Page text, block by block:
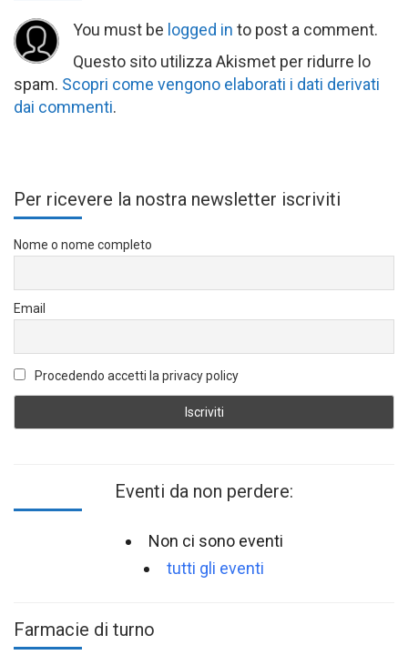
You must be logged in to post a comment.
Questo sito utilizza Akismet per ridurre lo
spam. Scopri come vengono elaborati i dati derivati
dai commenti.
Per ricevere la nostra newsletter iscriviti
Nome o nome completo
Email
Procedendo accetti la privacy policy
Eventi da non perdere:
Non ci sono eventi
tutti gli eventi
Farmacie di turno